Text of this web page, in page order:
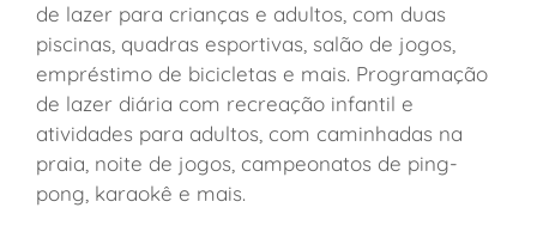
de lazer para crianças e adultos, com duas
piscinas, quadras esportivas, salão de jogos,
empréstimo de bicicletas e mais. Programação
de lazer diária com recreação infantil e
atividades para adultos, com caminhadas na
praia, noite de jogos, campeonatos de ping-
pong, karaokê e mais.